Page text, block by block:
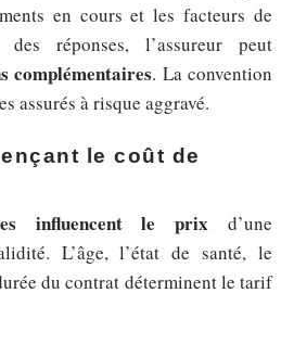
en cours et les facteurs de
réponses, l’assureur peut
complémentaires. La convention
assurés à risque aggravé.
le coût de
influencent le prix d’une
L’âge, l’état de santé, le
du contrat déterminent le tarif